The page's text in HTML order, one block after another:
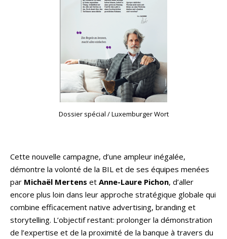
Dossier spécial / Luxemburger Wort
Cette nouvelle campagne, d’une ampleur inégalée,
démontre la volonté de la BIL et de ses équipes menées
par Michaël Mertens et Anne-Laure Pichon, d’aller
encore plus loin dans leur approche stratégique globale qui
combine efficacement native advertising, branding et
storytelling. L’objectif restant: prolonger la démonstration
de l’expertise et de la proximité de la banque à travers du